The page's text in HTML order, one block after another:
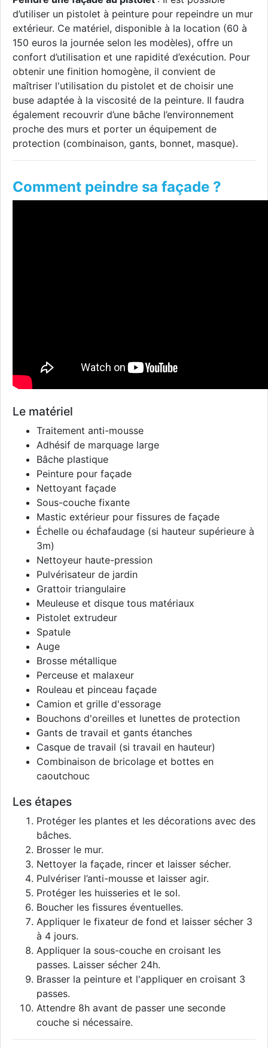
d’utiliser un pistolet à peinture pour repeindre un mur
extérieur. Ce matériel, disponible à la location (60 à
150 euros la journée selon les modèles), offre un
confort d’utilisation et une rapidité d’exécution. Pour
obtenir une finition homogène, il convient de
maîtriser l'utilisation du pistolet et de choisir une
buse adaptée à la viscosité de la peinture. Il faudra
également recouvrir d’une bâche l’environnement
proche des murs et porter un équipement de
protection (combinaison, gants, bonnet, masque).
Comment peindre sa façade ?
Le matériel
Traitement anti-mousse
Adhésif de marquage large
Bâche plastique
Peinture pour façade
Nettoyant façade
Sous-couche fixante
Mastic extérieur pour fissures de façade
Échelle ou échafaudage (si hauteur supérieure à
3m)
Nettoyeur haute-pression
Pulvérisateur de jardin
Grattoir triangulaire
Meuleuse et disque tous matériaux
Pistolet extrudeur
Spatule
Auge
Brosse métallique
Perceuse et malaxeur
Rouleau et pinceau façade
Camion et grille d'essorage
Bouchons d'oreilles et lunettes de protection
Gants de travail et gants étanches
Casque de travail (si travail en hauteur)
Combinaison de bricolage et bottes en
caoutchouc
Les étapes
Protéger les plantes et les décorations avec des
bâches.
Brosser le mur.
Nettoyer la façade, rincer et laisser sécher.
Pulvériser l’anti-mousse et laisser agir.
Protéger les huisseries et le sol.
Boucher les fissures éventuelles.
Appliquer le fixateur de fond et laisser sécher 3
à 4 jours.
Appliquer la sous-couche en croisant les
passes. Laisser sécher 24h.
Brasser la peinture et l'appliquer en croisant 3
passes.
Attendre 8h avant de passer une seconde
couche si nécessaire.